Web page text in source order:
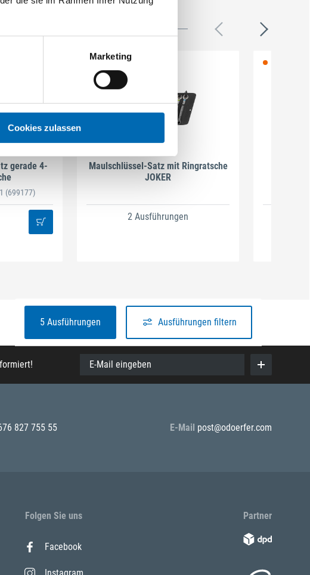
Marketing
Cookies zulassen
gerade 4-
(699177)
Maulschlüssel-Satz mit Ringratsche
JOKER
2 Ausführungen
5 Ausführungen Ausführungen filtern
E-Mail eingeben
827 755 55 E-Mail post@odoerfer.com
Folgen Sie uns
Facebook
Partner